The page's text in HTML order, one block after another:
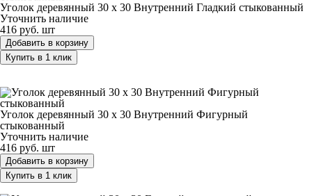
Уголок деревянный 30 х 30 Внутренний Гладкий стыкованный
Уточнить наличие
416 руб. шт
Добавить в корзину
Купить в 1 клик
Уголок деревянный 30 х 30 Внутренний Фигурный
стыкованный
Уточнить наличие
416 руб. шт
Добавить в корзину
Купить в 1 клик